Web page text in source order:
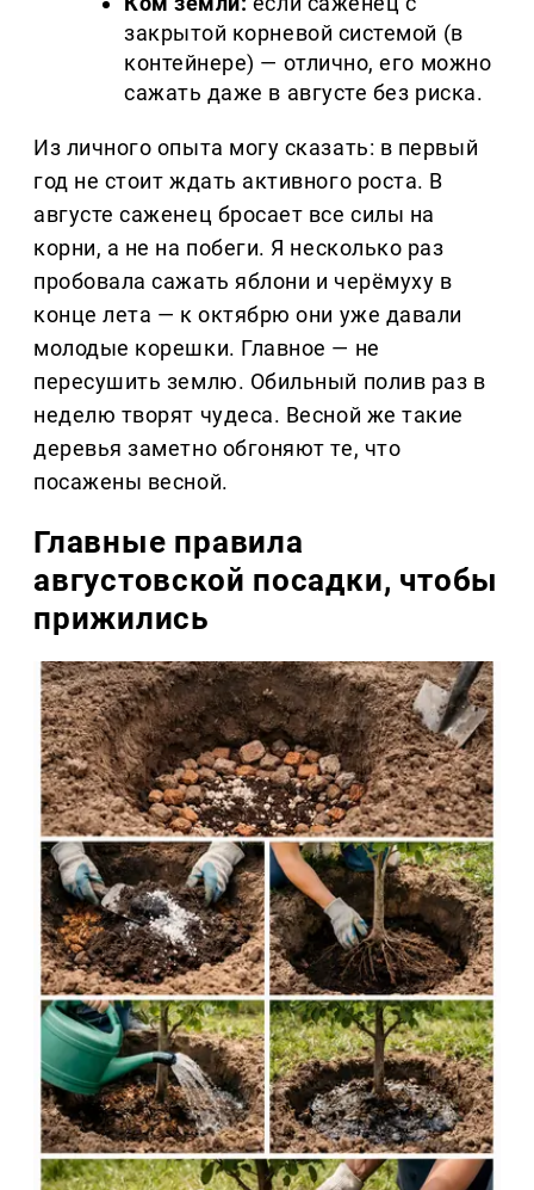
закрытой корневой системой (в
контейнере) — отлично, его можно
сажать даже в августе без риска.
Из личного опыта могу сказать: в первый
год не стоит ждать активного роста. В
августе саженец бросает все силы на
корни, а не на побеги. Я несколько раз
пробовала сажать яблони и черёмуху в
конце лета — к октябрю они уже давали
молодые корешки. Главное — не
пересушить землю. Обильный полив раз в
неделю творят чудеса. Весной же такие
деревья заметно обгоняют те, что
посажены весной.
Главные правила
августовской посадки, чтобы
прижились